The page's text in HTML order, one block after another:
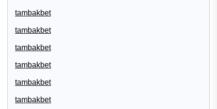
tambakbet
tambakbet
tambakbet
tambakbet
tambakbet
tambakbet